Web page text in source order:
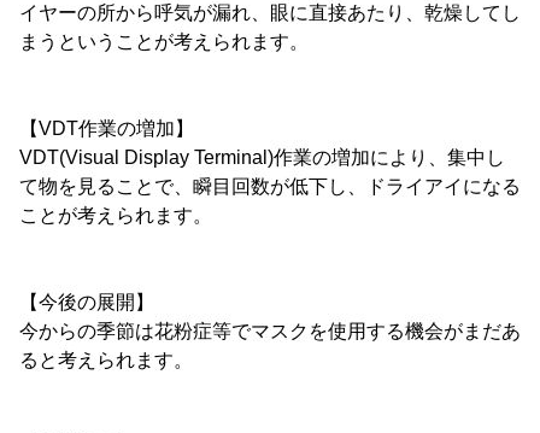
イヤーの所から呼気が漏れ、眼に直接あたり、乾燥してし
まうということが考えられます。
【VDT作業の増加】
VDT(Visual Display Terminal)作業の増加により、集中し
て物を見ることで、瞬目回数が低下し、ドライアイになる
ことが考えられます。
【今後の展開】
今からの季節は花粉症等でマスクを使用する機会がまだあ
ると考えられます。